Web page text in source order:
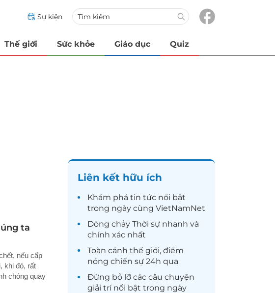
Sự kiện
Thế giới Sức khỏe Giáo dục Quiz
ta
nếu cấp
khi đó, rất
chóng quay
Liên kết hữu ích
Khám phá tin tức nổi bật
trong ngày cùng VietNamNet
Dòng chảy Thời sự nhanh và
chính xác nhất
Toàn cảnh thế giới, điểm
nóng chiến sự 24h qua
Đừng bỏ lỡ các câu chuyện
giải trínổi bật trong ngày